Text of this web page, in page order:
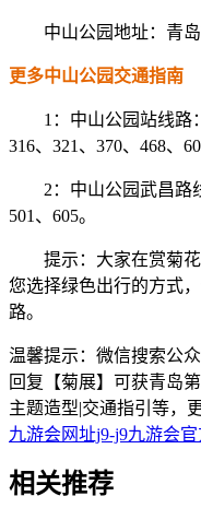
中山公园地址：青岛
更多中山公园交通指南
1：中山公园站线路：
316、321、370、468、
2：中山公园武昌路线
501、605。
提示：大家在赏菊花
您选择绿色出行的方式
路。
温馨提示：微信搜索公
回复【菊展】可获青岛
主题造型|交通指引等，
九游会网址j9-j9九游会
相关推荐